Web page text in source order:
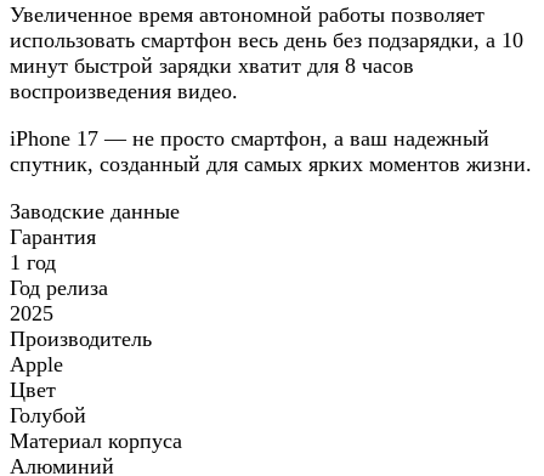
Увеличенное время автономной работы позволяет
использовать смартфон весь день без подзарядки, а 10
минут быстрой зарядки хватит для 8 часов
воспроизведения видео.
iPhone 17 — не просто смартфон, а ваш надежный
спутник, созданный для самых ярких моментов жизни.
Заводские данные
Гарантия
1 год
Год релиза
2025
Производитель
Apple
Цвет
Голубой
Материал корпуса
Алюминий